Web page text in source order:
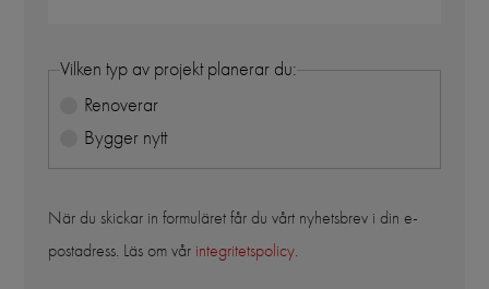
Vilken typ av projekt planerar du:
Renoverar
Bygger nytt
När du skickar in formuläret får du vårt nyhetsbrev i din e-
postadress. Läs om vår integritetspolicy